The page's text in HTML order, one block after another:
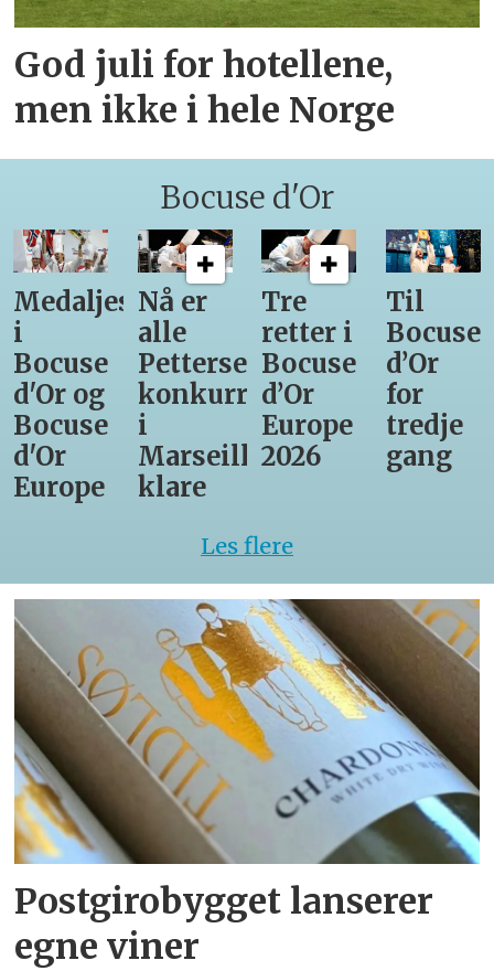
God juli for hotellene,
men ikke i hele Norge
Bocuse d'Or
Medaljestatistikk
i
Bocuse
d'Or og
Bocuse
d'Or
Europe
Nå er
alle
Pettersens
konkurrenter
i
Marseille
klare
Tre
retter i
Bocuse
d’Or
Europe
2026
Til
Bocuse
d’Or
for
tredje
gang
Les flere
Postgirobygget lanserer
egne viner